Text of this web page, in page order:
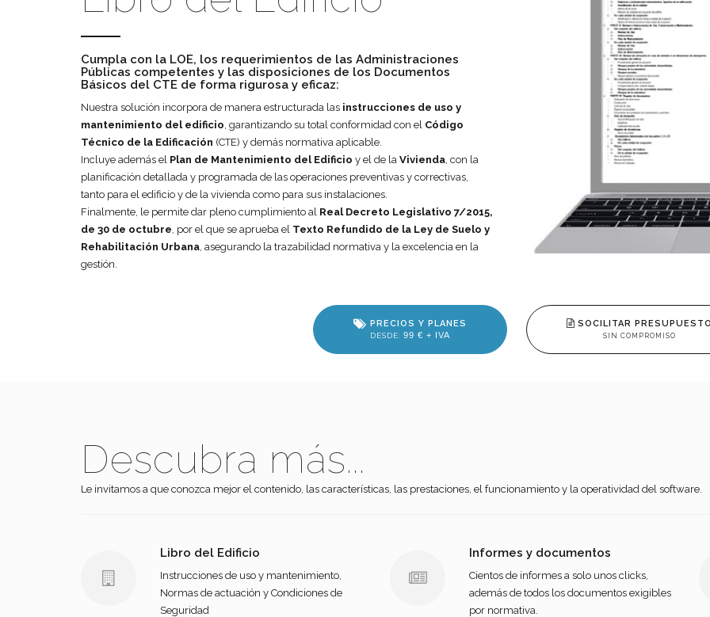
Cumpla con la LOE, los requerimientos de las Administraciones
Públicas competentes y las disposiciones de los Documentos
Básicos del CTE de forma rigurosa y eficaz:
Nuestra solución incorpora de manera estructurada las instrucciones de uso y
mantenimiento del edificio, garantizando su total conformidad con el Código
Técnico de la Edificación (CTE) y demás normativa aplicable.
Incluye además el Plan de Mantenimiento del Edificio y el de la Vivienda, con la
planificación detallada y programada de las operaciones preventivas y correctivas,
tanto para el edificio y de la vivienda como para sus instalaciones.
Finalmente, le permite dar pleno cumplimiento al Real Decreto Legislativo 7/2015,
de 30 de octubre, por el que se aprueba el Texto Refundido de la Ley de Suelo y
Rehabilitación Urbana, asegurando la trazabilidad normativa y la excelencia en la
gestión.
PRECIOS Y PLANES
DESDE: 99 € + IVA
SOCILITAR
SIN COMPROMISO
Descubra más...
Le invitamos a que conozca mejor el contenido, las características, las prestaciones, el funcionamiento y la operatividad del software.
Libro del Edificio
Instrucciones de uso y mantenimiento,
Normas de actuación y Condiciones de
Seguridad
Informes y documentos
Cientos de informes a solo unos clicks,
además de todos los documentos exigibles
por normativa.